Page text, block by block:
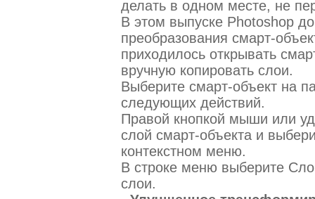
делать в одном месте, не
В этом выпуске Photoshop
преобразования смарт-
приходилось открывать
вручную копировать слои.
Выберите смарт-объект на
следующих действий.
Правой кнопкой мыши или
слой смарт-объекта и
контекстном меню.
В строке меню выберите
слои.